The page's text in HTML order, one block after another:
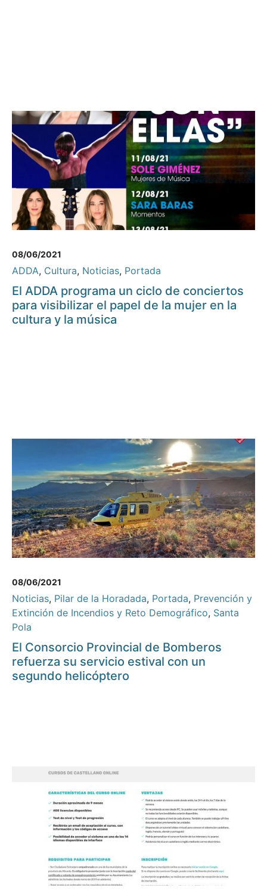
08/06/2021
ADDA, Cultura, Noticias, Portada
El ADDA programa un ciclo de conciertos
para visibilizar el papel de la mujer en la
cultura y la música
08/06/2021
Noticias, Pilar de la Horadada, Portada, Prevención y
Extinción de Incendios y Reto Demográfico, Santa
Pola
El Consorcio Provincial de Bomberos
refuerza su servicio estival con un
segundo helicóptero